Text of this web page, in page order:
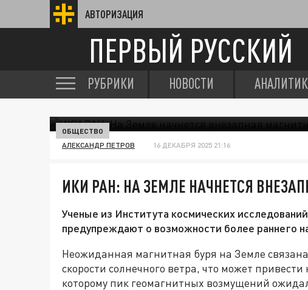
АВТОРИЗАЦИЯ
ПЕРВЫЙ РУССКИЙ
РУБРИКИ НОВОСТИ
ОБЩЕСТВО
АЛЕКСАНДР ПЕТРОВ 16 ДЕКАБРЯ 2025 21:16
ИКИ РАН: НА ЗЕМЛЕ НАЧНЕТСЯ
Ученые из Института космических
предупреждают о возможности более раннего
Неожиданная магнитная буря на Земле
скорости солнечного ветра, что может
которому пик геомагнитных возмущений